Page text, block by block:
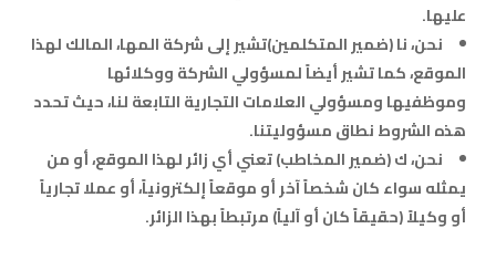
عليها.
نحن، نا (ضمير المتكلمين)تشير إلى شركة المها، المالك لهذا
الموقع، كما تشير أيضاً لمسؤولي الشركة ووكلائها
وموظفيها ومسؤولي العلامات التجارية التابعة لنا، حيث تحدد
هذه الشروط نطاق مسؤوليتنا.
نحن، ك (ضمير المخاطب) تعني أي زائر لهذا الموقع، أو من
يمثله سواء كان شخصاً آخر أو موقعاً إلكترونياً، أو عملا تجارياً
أو وكيلاً (حقيقاً كان أو آلياً) مرتبطاً بهذا الزائر.